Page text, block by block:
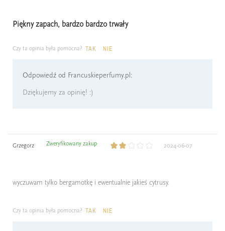
Piękny zapach, bardzo bardzo trwały
Czy ta opinia była pomocna? TAK NIE
Odpowiedź od Francuskieperfumy.pl:
Dziękujemy za opinię! :)
Grzegorz Zweryfikowany zakup 2024-06-07
wyczuwam tylko bergamotkę i ewentualnie jakieś cytrusy.
Czy ta opinia była pomocna? TAK NIE